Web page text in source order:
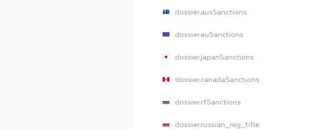
dossier.ausSanctions
dossier.euSanctions
dossier.japanSanctions
dossier.canadaSanctions
dossier.rfSanctions
dossier.russian_reg_title